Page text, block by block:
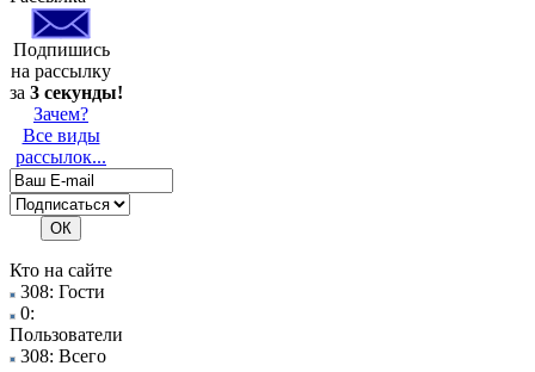
Подпишись
на рассылку
за 3 секунды!
Зачем?
Все виды
рассылок...
Кто на сайте
308: Гости
0:
Пользователи
308: Всего